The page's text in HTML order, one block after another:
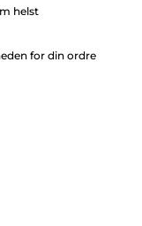
helst
for din ordre